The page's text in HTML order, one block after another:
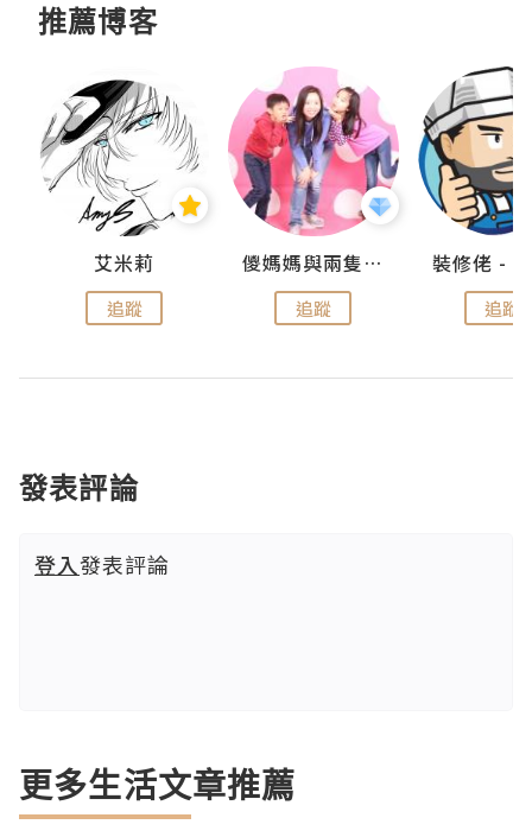
推薦博客
艾米莉
追蹤
儍媽媽與兩隻小魔怪之家
追蹤 追蹤
發表評論
登入發表評論
更多生活文章推薦